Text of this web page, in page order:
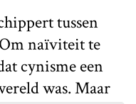
tussen
naïviteit te
cynisme een
was. Maar